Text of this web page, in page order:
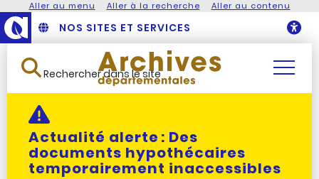
Aller au menu Aller à la recherche Aller au contenu
NOS SITES ET SERVICES
Rechercher dans le site
Actualité alerte : Des
documents hypothécaires
temporairement inaccessibles